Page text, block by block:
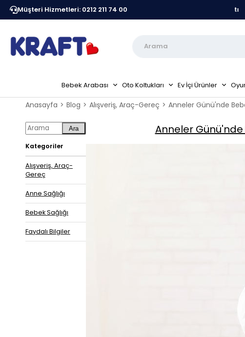
Müşteri Hizmetleri: 0212 211 74 00
Kraft Resmi Sitesidir
Bebek Arabası Oto Koltukları Ev İçi Ürünler
Anasayfa Blog Alışveriş, Araç-Gereç Anneler Günü'nde
Anneler Günü'nde
Ara
Kategoriler
Alışveriş, Araç-
Gereç
Anne Sağlığı
Bebek Sağlığı
Faydalı Bilgiler